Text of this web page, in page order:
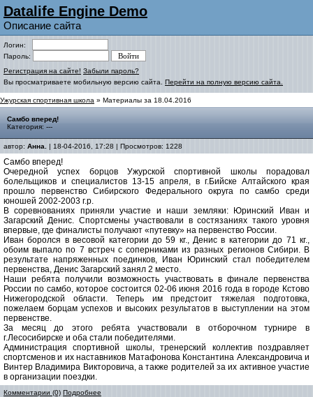
Datalife Engine Demo
Описание сайта
Логин:
Пароль:
Регистрация на сайте! Забыли пароль?
Вы просматриваете мобильную версию сайта. Перейти на полную версию сайта.
Ужурская спортивная школа » Материалы за 18.04.2016
Самбо вперед!
Категория: ---
автор: Анна. | 18-04-2016, 17:28 | Просмотров: 1228
Самбо вперед!
Очередной успех борцов Ужурской спортивной школы порадовал
болельщиков и специалистов 13-15 апреля, в г.Бийске Алтайского края
прошло первенство Сибирского Федерального округа по самбо среди
юношей 2002-2003 г.р.
В соревнованиях приняли участие и наши земляки: Юринский Иван и
Загарский Денис. Спортсмены участвовали в состязаниях такого уровня
впервые, где финалисты получают «путевку» на первенство России.
Иван боролся в весовой категории до 59 кг., Денис в категории до 71 кг.,
обоим выпало по 7 встреч с соперниками из разных регионов Сибири. В
результате напряженных поединков, Иван Юринский стал победителем
первенства, Денис Загарский занял 2 место.
Наши ребята получили возможность участвовать в финале первенства
России по самбо, которое состоится 02-06 июня 2016 года в городе Кстово
Нижегородской области. Теперь им предстоит тяжелая подготовка,
пожелаем борцам успехов и высоких результатов в выступлении на этом
первенстве.
За месяц до этого ребята участвовали в отборочном турнире в
г.Лесосибирске и оба стали победителями.
Администрация спортивной школы, тренерский коллектив поздравляет
спортсменов и их наставников Матафонова Константина Александровича и
Винтер Владимира Викторовича, а также родителей за их активное участие
в организации поездки.
Комментарии (0) Подробнее